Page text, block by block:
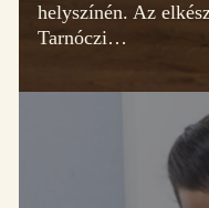
helyszínén. Az
Tarnóczi…